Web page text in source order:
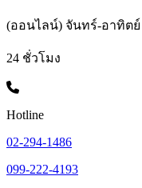
(ออนไลน์) จันทร์-อาทิตย์
24 ชั่วโมง
Hotline
02-294-1486
099-222-4193